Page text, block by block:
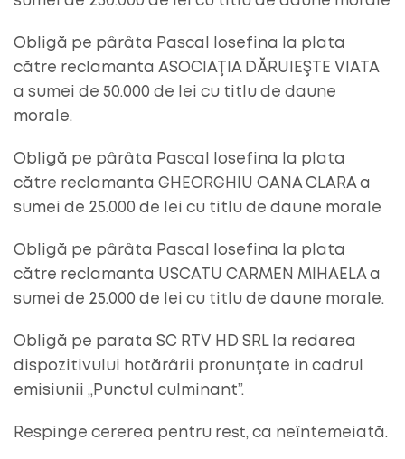
Obligă pe pârâta Pascal Iosefina la plata
către reclamanta ASOCIAŢIA DĂRUIEŞTE VIATA
a sumei de 50.000 de lei cu titlu de daune
morale.
Obligă pe pârâta Pascal Iosefina la plata
către reclamanta GHEORGHIU OANA CLARA a
sumei de 25.000 de lei cu titlu de daune morale
Obligă pe pârâta Pascal Iosefina la plata
către reclamanta USCATU CARMEN MIHAELA a
sumei de 25.000 de lei cu titlu de daune morale.
Obligă pe parata SC RTV HD SRL la redarea
dispozitivului hotărârii pronunţate in cadrul
emisiunii „Punctul culminant”.
Respinge cererea pentru rest, ca neîntemeiată.